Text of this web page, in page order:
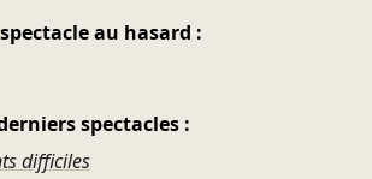
au hasard :
spectacles :
difficiles